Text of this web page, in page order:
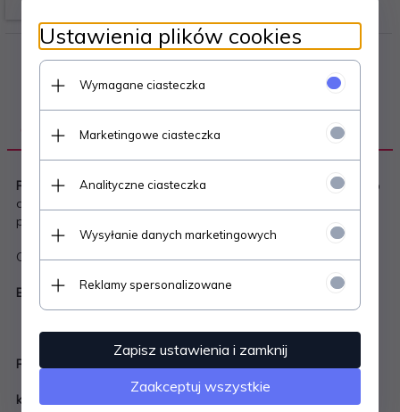
OPIS PRODUKTU
Ręcznie wykonane bombki gładkie
na świąteczną choinkę lub
do zawieszenia na stojaku. Bombka jest doskonałym
pomysłem na prezent.
C hcesz inny kolor bombki - ZAMÓW !!!
Bombka wykonana jest ze szkła tradycyjną metodą ręczną.
Rozmiar bombki: średnica 8 cm
kolor bombki : złota przezroczysta
Ustawienia plików cookies
Wymagane ciasteczka
Marketingowe ciasteczka
Analityczne ciasteczka
Wysyłanie danych marketingowych
Reklamy spersonalizowane
Zapisz ustawienia i zamknij
Zaakceptuj wszystkie